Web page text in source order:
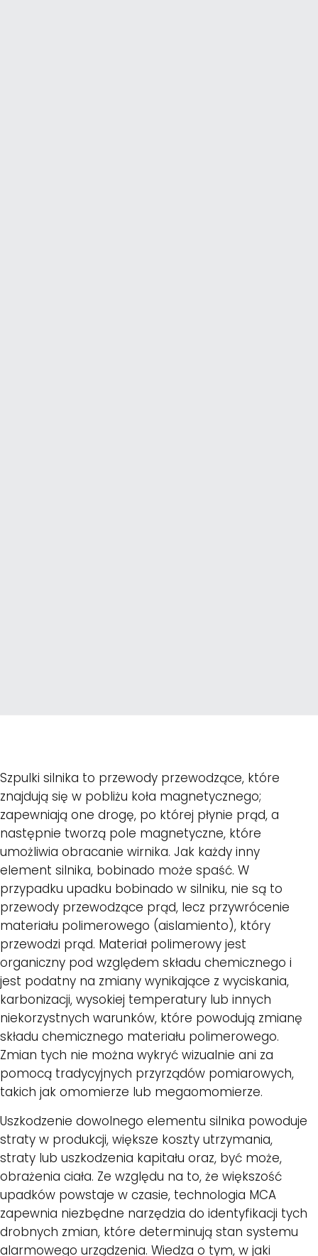
Szpulki silnika to przewody przewodzące, które
znajdują się w pobliżu koła magnetycznego;
zapewniają one drogę, po której płynie prąd, a
następnie tworzą pole magnetyczne, które
umożliwia obracanie wirnika. Jak każdy inny
element silnika, bobinado może spaść. W
przypadku upadku bobinado w silniku, nie są to
przewody przewodzące prąd, lecz przywrócenie
materiału polimerowego (aislamiento), który
przewodzi prąd. Materiał polimerowy jest
organiczny pod względem składu chemicznego i
jest podatny na zmiany wynikające z wyciskania,
karbonizacji, wysokiej temperatury lub innych
niekorzystnych warunków, które powodują zmianę
składu chemicznego materiału polimerowego.
Zmian tych nie można wykryć wizualnie ani za
pomocą tradycyjnych przyrządów pomiarowych,
takich jak omomierze lub megaomomierze.
Uszkodzenie dowolnego elementu silnika powoduje
straty w produkcji, większe koszty utrzymania,
straty lub uszkodzenia kapitału oraz, być może,
obrażenia ciała. Ze względu na to, że większość
upadków powstaje w czasie, technologia MCA
zapewnia niezbędne narzędzia do identyfikacji tych
drobnych zmian, które determinują stan systemu
alarmowego urządzenia. Wiedza o tym, w jaki